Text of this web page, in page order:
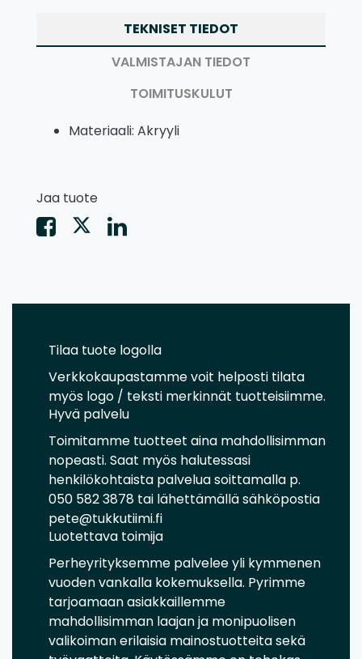
TEKNISET TIEDOT
VALMISTAJAN TIEDOT
TOIMITUSKULUT
Materiaali: Akryyli
Jaa tuote
Tilaa tuote logolla
Verkkokaupastamme voit helposti tilata
myös logo / teksti merkinnät tuotteisiimme.
Hyvä palvelu
Toimitamme tuotteet aina mahdollisimman
nopeasti. Saat myös halutessasi
henkilökohtaista palvelua soittamalla p.
050 582 3878 tai lähettämällä sähköpostia
pete@tukkutiimi.fi
Luotettava toimija
Perheyrityksemme palvelee yli kymmenen
vuoden vankalla kokemuksella. Pyrimme
tarjoamaan asiakkaillemme
mahdollisimman laajan ja monipuolisen
valikoiman erilaisia mainostuotteita sekä